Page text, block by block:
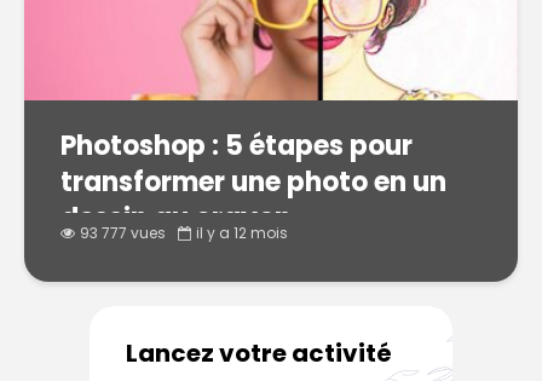
Photoshop : 5 étapes pour
transformer une photo en un
dessin au crayon
93 777 vues il y a 12 mois
Lancez votre activité